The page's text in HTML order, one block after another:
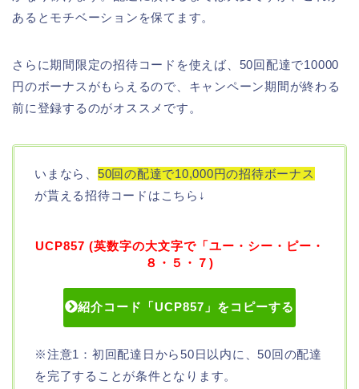
あるとモチベーションを保てます。
さらに期間限定の招待コードを使えば、50回配達で10000
円のボーナスがもらえるので、キャンペーン期間が終わる
前に登録するのがオススメです。
いまなら、 50回の配達で10,000円の招待ボーナス
が貰える招待コードはこちら↓
UCP857 (英数字の大文字で「ユー・シー・ピー・
８・５・７)
紹介コード「UCP857」をコピーする
※注意1：初回配達日から50日以内に、50回の配達
を完了することが条件となります。